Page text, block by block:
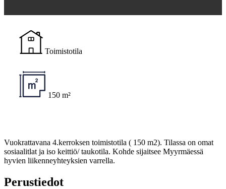
Toimistotila
150 m²
Vuokrattavana 4.kerroksen toimistotila ( 150 m2). Tilassa on omat
sosiaalitlat ja iso keittiö/ taukotila. Kohde sijaitsee Myyrmäessä
hyvien liikenneyhteyksien varrella.
Perustiedot